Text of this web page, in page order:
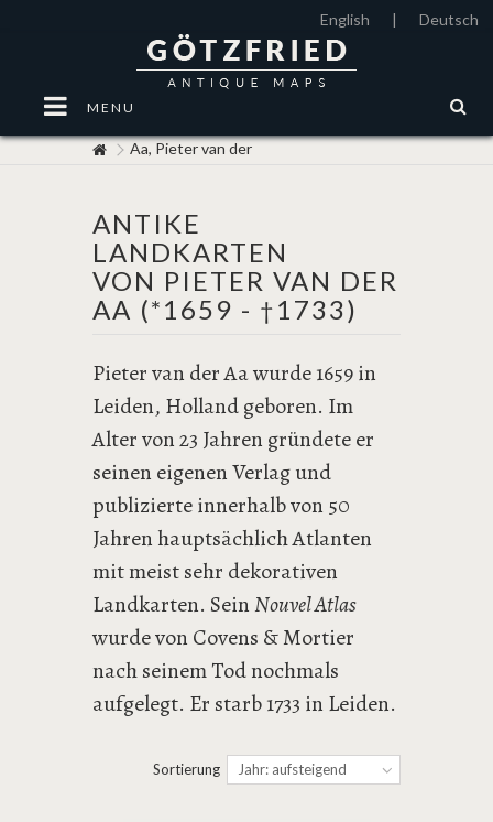
English | Deutsch
MENU
Aa, Pieter van der
ANTIKE
LANDKARTEN
VON PIETER VAN DER
AA (*1659 - †1733)
Pieter van der Aa wurde 1659 in
Leiden, Holland geboren. Im
Alter von 23 Jahren gründete er
seinen eigenen Verlag und
publizierte innerhalb von 50
Jahren hauptsächlich Atlanten
mit meist sehr dekorativen
Landkarten. SeinNouvel Atlas
wurde von Covens & Mortier
nach seinem Tod nochmals
aufgelegt. Er starb 1733 in Leiden.
Sortierung Jahr: aufsteigend